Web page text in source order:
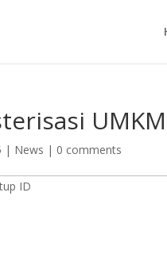
| News | 0 comments